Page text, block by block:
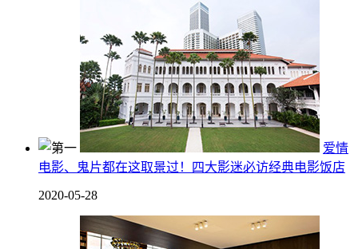
爱情
电影、鬼片都在这取景过！四大影迷必访经典电影饭店
2020-05-28